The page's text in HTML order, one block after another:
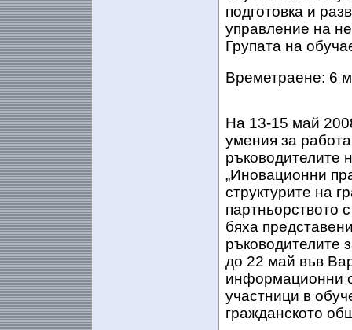
подготовка и
управление на
Групата на
Времетраене: 6
На 13-15 май
умения за
ръководителите
„Иновационни
структурите на
партньорството
бяха
ръководителите
до 22 май във
информационни
участници в
гражданското